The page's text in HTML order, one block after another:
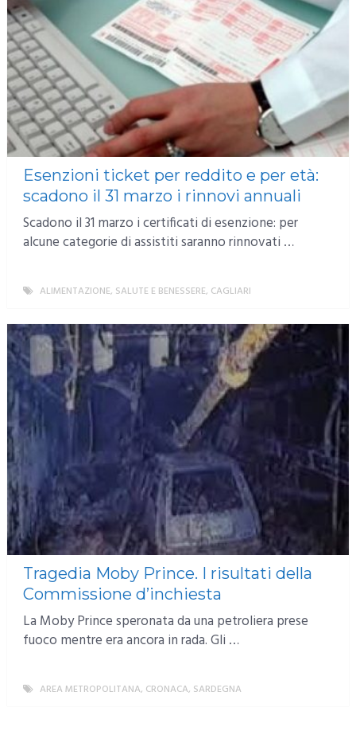
Esenzioni ticket per reddito e per età:
scadono il 31 marzo i rinnovi annuali
Scadono il 31 marzo i certificati di esenzione: per
alcune categorie di assistiti saranno rinnovati …
ALIMENTAZIONE, SALUTE E BENESSERE, CAGLIARI
Tragedia Moby Prince. I risultati della
Commissione d’inchiesta
La Moby Prince speronata da una petroliera prese
fuoco mentre era ancora in rada. Gli …
AREA METROPOLITANA, CRONACA, SARDEGNA